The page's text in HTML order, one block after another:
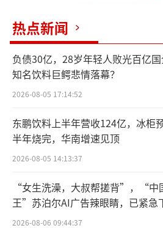
乐力加的酒庄喝酒。”
诚如所言，作为全球
排名第一的集团，保乐力
品类的240个品牌，足迹遍
地区，是实至名归的世
今，二者携手共进，相互
酒世界级眼光的同时，也
热点新闻
负债30亿，28岁年轻人败光百亿国
知名饮料巨鳄悲情落幕？
2026-08-05 17:14:52
东鹏饮料上半年营收124亿，冰柜
半年烧完，华南增速见顶
2026-08-05 14:13:37
“女生洗澡，大叔帮搓背”，“中
王”苏泊尔AI广告辣眼睛，已紧急
2026-08-06 09:44:37